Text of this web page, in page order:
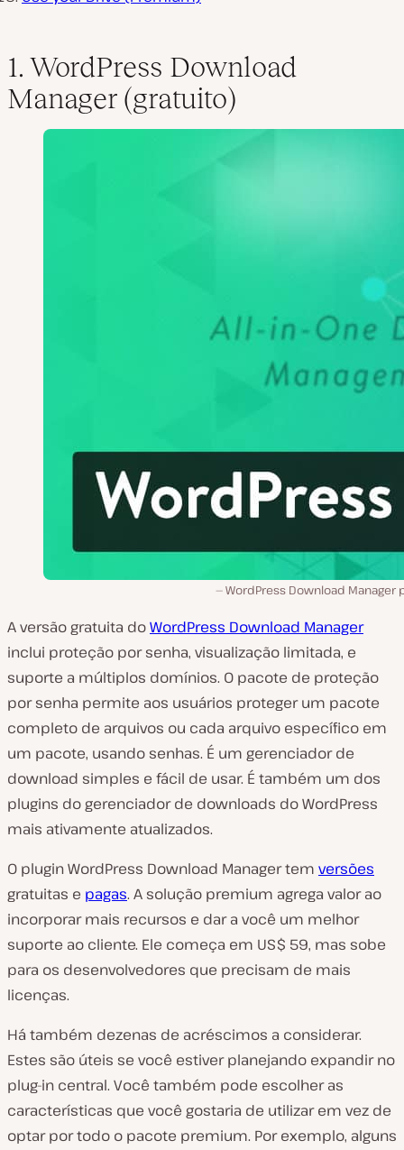
1. WordPress Download
Manager (gratuito)
WordPress Download Manager
A versão gratuita doWordPress Download Manager
inclui proteção por senha, visualização limitada, e
suporte a múltiplos domínios. O pacote de proteção
por senha permite aos usuários proteger um pacote
completo de arquivos ou cada arquivo específico em
um pacote, usando senhas. É um gerenciador de
download simples e fácil de usar. É também um dos
plugins do gerenciador de downloads do WordPress
mais ativamente atualizados.
O plugin WordPress Download Manager tem versões
gratuitas e pagas. A solução premium agrega valor ao
incorporar mais recursos e dar a você um melhor
suporte ao cliente. Ele começa em US$ 59, mas sobe
para os desenvolvedores que precisam de mais
licenças.
Há também dezenas de acréscimos a considerar.
Estes são úteis se você estiver planejando expandir no
plug-in central. Você também pode escolher as
características que você gostaria de utilizar em vez de
optar por todo o pacote premium. Por exemplo, alguns